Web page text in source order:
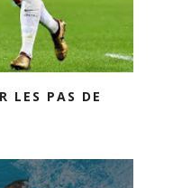
LES PAS DE